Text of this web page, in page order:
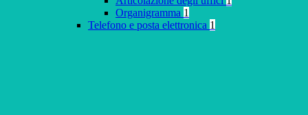
Organigramma 1
Telefono e posta elettronica 1